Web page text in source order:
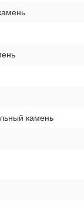
камень